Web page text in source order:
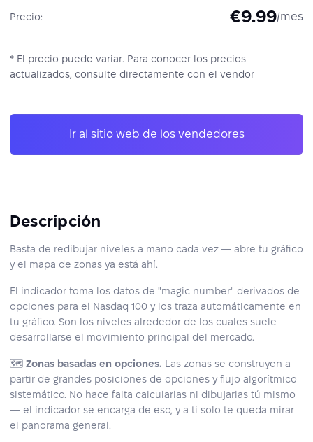
Precio: €9.99/mes
* El precio puede variar. Para conocer los precios
actualizados, consulte directamente con el vendor
Ir al sitio web de los vendedores
Descripción
Basta de redibujar niveles a mano cada vez — abre tu gráfico
y el mapa de zonas ya está ahí.
El indicador toma los datos de "magic number" derivados de
opciones para el Nasdaq 100 y los traza automáticamente en
tu gráfico. Son los niveles alrededor de los cuales suele
desarrollarse el movimiento principal del mercado.
🗺 Zonas basadas en opciones. Las zonas se construyen a
partir de grandes posiciones de opciones y flujo algorítmico
sistemático. No hace falta calcularlas ni dibujarlas tú mismo
— el indicador se encarga de eso, y a ti solo te queda mirar
el panorama general.